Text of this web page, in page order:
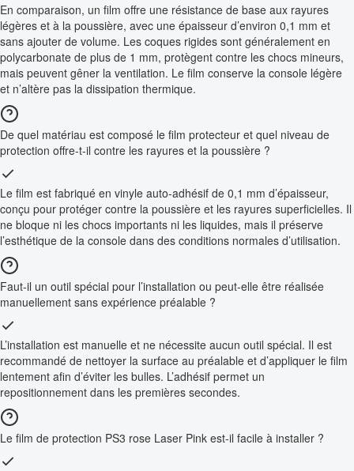
En comparaison, un film offre une résistance de base aux rayures
légères et à la poussière, avec une épaisseur d’environ 0,1 mm et
sans ajouter de volume. Les coques rigides sont généralement en
polycarbonate de plus de 1 mm, protègent contre les chocs mineurs,
mais peuvent gêner la ventilation. Le film conserve la console légère
et n’altère pas la dissipation thermique.
De quel matériau est composé le film protecteur et quel niveau de
protection offre-t-il contre les rayures et la poussière ?
Le film est fabriqué en vinyle auto-adhésif de 0,1 mm d’épaisseur,
conçu pour protéger contre la poussière et les rayures superficielles. Il
ne bloque ni les chocs importants ni les liquides, mais il préserve
l’esthétique de la console dans des conditions normales d’utilisation.
Faut-il un outil spécial pour l’installation ou peut-elle être réalisée
manuellement sans expérience préalable ?
L’installation est manuelle et ne nécessite aucun outil spécial. Il est
recommandé de nettoyer la surface au préalable et d’appliquer le film
lentement afin d’éviter les bulles. L’adhésif permet un
repositionnement dans les premières secondes.
Le film de protection PS3 rose Laser Pink est-il facile à installer ?